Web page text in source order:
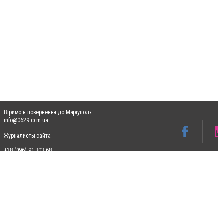
Віримо в повернення до Маріуполя
info@0629.com.ua
Журналисты сайта
+38 (096) 91 303 68